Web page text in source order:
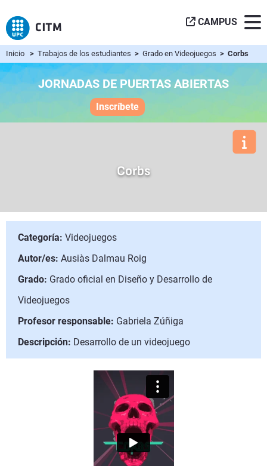
CAMPUS
Inicio > Trabajos de los estudiantes > Grado en Videojuegos > Corbs
JORNADAS DE PUERTAS ABIERTAS
Inscríbete
Corbs
Categoría: Videojuegos
Autor/es: Ausiàs Dalmau Roig
Grado: Grado oficial en Diseño y Desarrollo de
Videojuegos
Profesor responsable: Gabriela Zúñiga
Descripción: Desarrollo de un videojuego